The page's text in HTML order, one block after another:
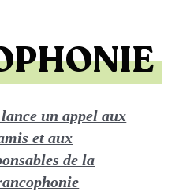
un appel aux
et aux
de la